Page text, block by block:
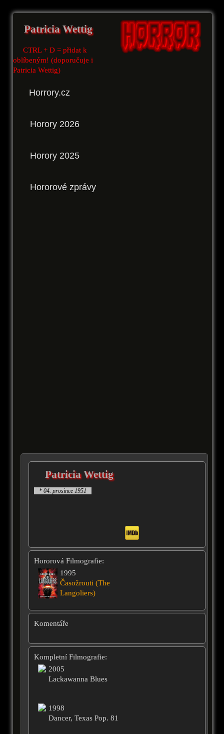
Patricia Wettig
CTRL + D = přidat k
oblíbeným! (doporučuje i
Patricia Wettig)
Horrory.cz
Horory 2026
Horory 2025
Hororové zprávy
Patricia Wettig
* 04. prosince 1951
Hororová Filmografie:
1995
Časožrouti (The
Langoliers)
Komentáře
Kompletní Filmografie:
2005
Lackawanna Blues
1998
Dancer, Texas Pop. 81